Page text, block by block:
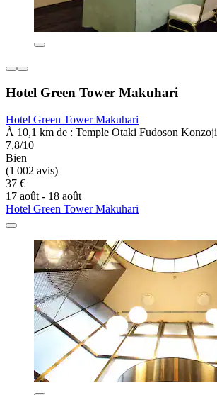
Hotel Green Tower Makuhari
Hotel Green Tower Makuhari
À 10,1 km de : Temple Otaki Fudoson Konzoji
7,8/10
Bien
(1 002 avis)
37 €
17 août - 18 août
Hotel Green Tower Makuhari